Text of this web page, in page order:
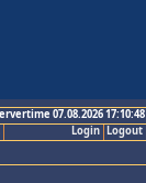
07.08.2026 17:10:48
Logout
Login